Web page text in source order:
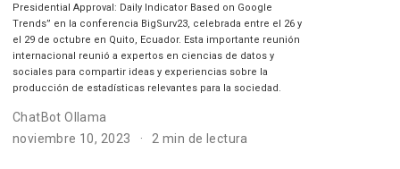
Presidential Approval: Daily Indicator Based on Google
Trends” en la conferencia BigSurv23, celebrada entre el 26 y
el 29 de octubre en Quito, Ecuador. Esta importante reunión
internacional reunió a expertos en ciencias de datos y
sociales para compartir ideas y experiencias sobre la
producción de estadísticas relevantes para la sociedad.
ChatBot Ollama
noviembre 10, 2023
2 min de lectura